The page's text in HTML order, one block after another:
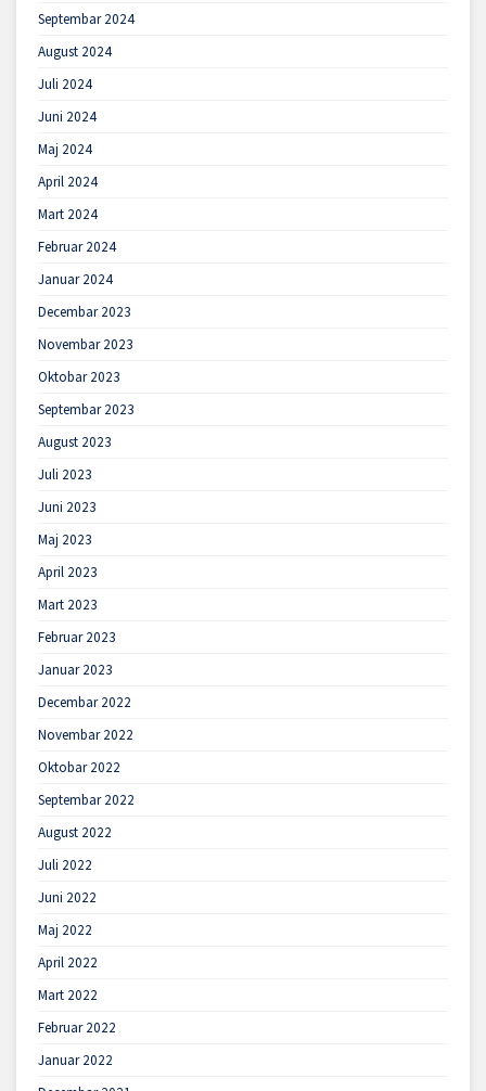
Septembar 2024
August 2024
Juli 2024
Juni 2024
Maj 2024
April 2024
Mart 2024
Februar 2024
Januar 2024
Decembar 2023
Novembar 2023
Oktobar 2023
Septembar 2023
August 2023
Juli 2023
Juni 2023
Maj 2023
April 2023
Mart 2023
Februar 2023
Januar 2023
Decembar 2022
Novembar 2022
Oktobar 2022
Septembar 2022
August 2022
Juli 2022
Juni 2022
Maj 2022
April 2022
Mart 2022
Februar 2022
Januar 2022